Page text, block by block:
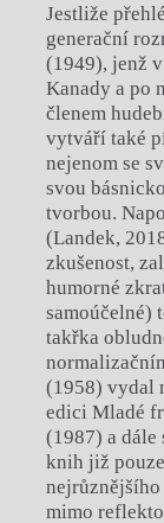
Jestliže
generační
(1949), jenž
Kanady a po
členem
vytváří také
nejenom se
svou
tvorbou.
(Landek,
zkušenost,
humorné
samoúčelné)
takřka
(1958) vydal
edici Mladé
(1987) a dále
knih již
nejrůznějšího
mimo